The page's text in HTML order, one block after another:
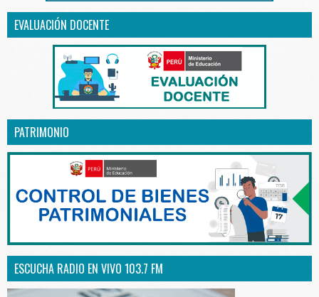
EVALUACIÓN DOCENTE
PATRIMONIO
ESCUCHA RADIO EN VIVO 103.7 FM